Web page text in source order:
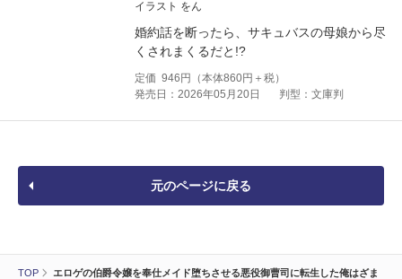
TOP
エロゲの伯爵令嬢を奉仕メイド堕ちさせる悪役御曹司に転生した俺はざま
イラスト をん
婚約話を断ったら、サキュバスの母娘から尽
くされまくるだと!?
定価 946 円（本体860円＋税）
発売日：2026年05月20日
判型：文庫判
元のページに戻る